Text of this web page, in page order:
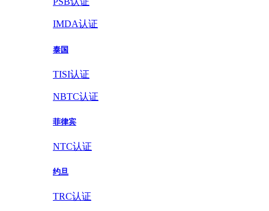
IMDA认证
泰国
TISI认证
NBTC认证
菲律宾
NTC认证
约旦
TRC认证